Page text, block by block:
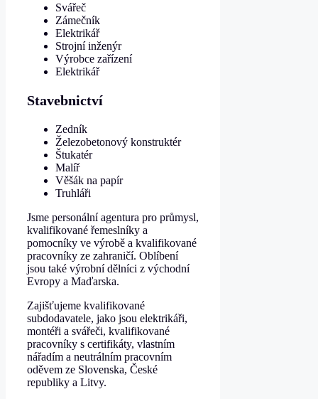
Svářeč
Zámečník
Elektrikář
Strojní inženýr
Výrobce zařízení
Elektrikář
Stavebnictví
Zedník
Železobetonový konstruktér
Štukatér
Malíř
Věšák na papír
Truhláři
Jsme personální agentura pro průmysl,
kvalifikované řemeslníky a
pomocníky ve výrobě a kvalifikované
pracovníky ze zahraničí. Oblíbení
jsou také výrobní dělníci z východní
Evropy a Maďarska.
Zajišťujeme kvalifikované
subdodavatele, jako jsou elektrikáři,
montéři a svářeči, kvalifikované
pracovníky s certifikáty, vlastním
nářadím a neutrálním pracovním
oděvem ze Slovenska, České
republiky a Litvy.